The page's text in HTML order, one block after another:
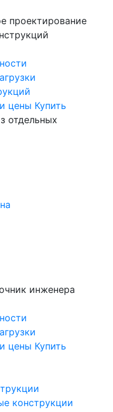
проектирование
цены Купить
отдельных
инженера
цены Купить
конструкции